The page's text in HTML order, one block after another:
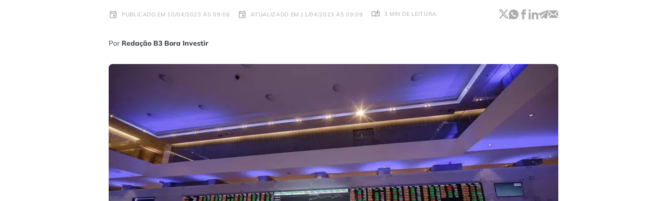
PUBLICADO EM 10/04/2023 ÀS 09:06 ATUALIZADO EM 11/04/2023 ÀS 09:09 3 MIN DE LEITURA
Por Redação B3 Bora Investir